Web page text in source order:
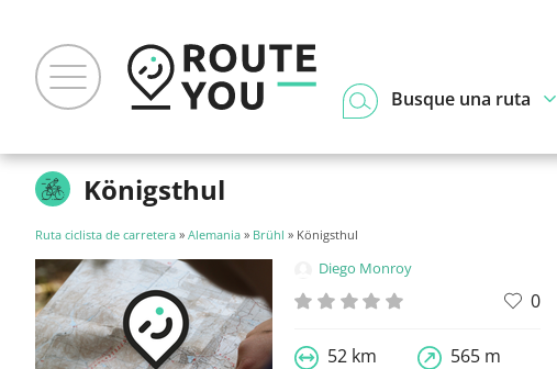
Busque una ruta
Königsthul
Ruta ciclista de carretera » Alemania » Brühl » Königsthul
Diego Monroy
0
52 km
565 m